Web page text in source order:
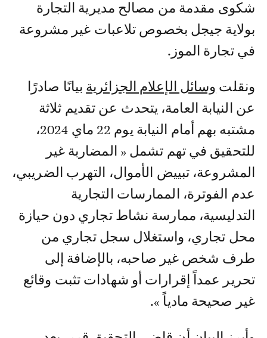
شكوى مقدمة من مصالح مديرية التجارة
بولاية جيجل بخصوص تلاعبات غير مشروعة
في تجارة الموز.
ونقلت وسائل الإعلام الجزائرية بيانًا صادرًا
عن النيابة العامة، يتحدث عن تقديم ثلاثة
مشتبه بهم أمام النيابة يوم 22 ماي 2024،
للتحقيق في تهم تشمل « المضاربة غير
المشروعة، تبييض الأموال، التهرب الضريبي،
عدم الفوترة، الممارسات التجارية
التدليسية، ممارسة نشاط تجاري دون حيازة
محل تجاري، واستغلال سجل تجاري من
طرف شخص غير صاحبه، بالإضافة إلى
تحرير عمداً إقرارات أو شهادات تثبت وقائع
غير صحيحة مادياً ».